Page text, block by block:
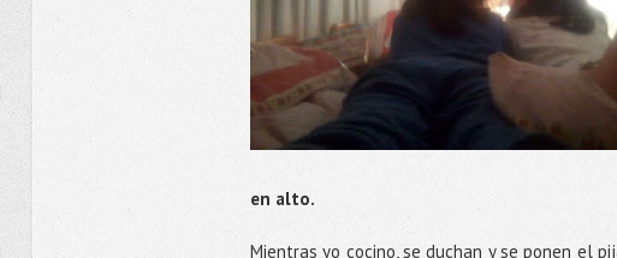
en alto.
Mientras yo cocino, se duchan y se ponen el